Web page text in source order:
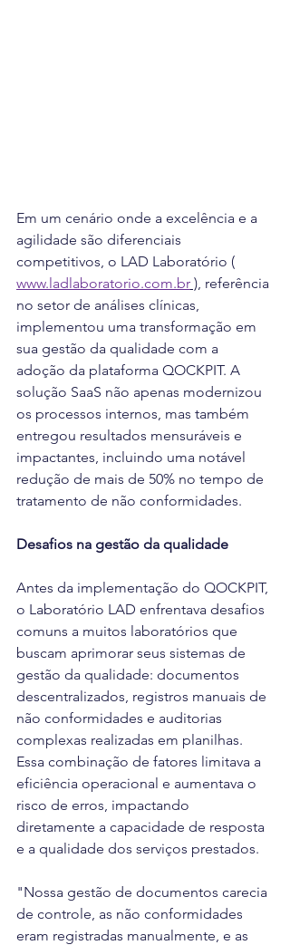
Em um cenário onde a excelência e a
agilidade são diferenciais
competitivos, o LAD Laboratório (
www.ladlaboratorio.com.br ), referência
no setor de análises clínicas,
implementou uma transformação em
sua gestão da qualidade com a
adoção da plataforma QOCKPIT. A
solução SaaS não apenas modernizou
os processos internos, mas também
entregou resultados mensuráveis e
impactantes, incluindo uma notável
redução de mais de 50% no tempo de
tratamento de não conformidades.
Desafios na gestão da qualidade
Antes da implementação do QOCKPIT,
o Laboratório LAD enfrentava desafios
comuns a muitos laboratórios que
buscam aprimorar seus sistemas de
gestão da qualidade: documentos
descentralizados, registros manuais de
não conformidades e auditorias
complexas realizadas em planilhas.
Essa combinação de fatores limitava a
eficiência operacional e aumentava o
risco de erros, impactando
diretamente a capacidade de resposta
e a qualidade dos serviços prestados.
"Nossa gestão de documentos carecia
de controle, as não conformidades
eram registradas manualmente, e as